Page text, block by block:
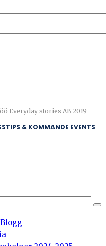
Everyday stories AB 2019
& KOMMANDE EVENTS